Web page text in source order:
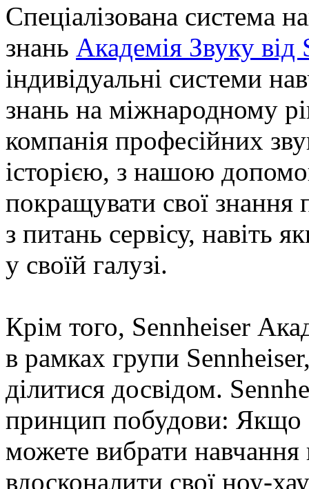
Спеціалізована система
знань Академія Звуку від
індивідуальні системи
знань на міжнародному
компанія професійних
історією, з нашою
покращувати свої знання
з питань сервісу, навіть
у своїй галузі.
Крім того, Sennheiser
в рамках групи
ділитися досвідом.
принцип побудови: Якщо
можете вибрати навчання
вдосконалити свої ноу-хау